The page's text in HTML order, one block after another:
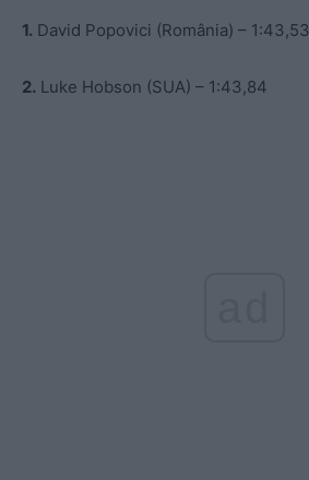
1. David Popovici (România) – 1:43,53
2. Luke Hobson (SUA) – 1:43,84